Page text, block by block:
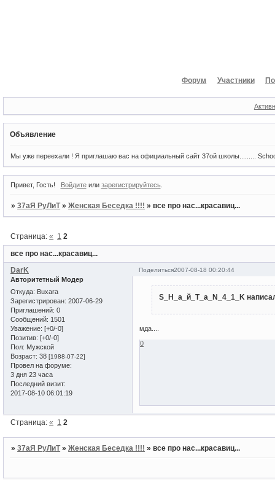
Форум Участники
Объявление
Мы уже переехали ! Я приглашаю вас на официальный сайт 37ой школы.........
Привет, Гость! Войдитеили зарегистрируйтесь.
»37аЯ РуЛиТ »Женская Беседка !!!! »все про нас...красавиц...
все про нас...красавиц...
Страница:« 1 2
Поделиться2007-08-18 00:20:44
DarK
Авторитетный Модер
Откуда: Buxara
Зарегистрирован: 2007-06-29
Приглашений: 0
Сообщений: 1501
Уважение: [+0/-0]
Позитив: [+0/-0]
Пол: Мужской
Возраст: 38 [1988-07-22]
Провел на форуме:
3 дня 23 часа
Последний визит:
2017-08-10 06:01:19
S_H_а_й_T_a_N_4_1_K
мда....
0
Страница:« 1 2
»37аЯ РуЛиТ »Женская Беседка !!!! »все про нас...красавиц...